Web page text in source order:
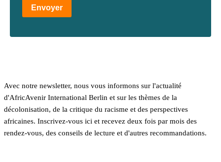
Envoyer
Avec notre newsletter, nous vous informons sur l'actualité
d'AfricAvenir International Berlin et sur les thèmes de la
décolonisation, de la critique du racisme et des perspectives
africaines. Inscrivez-vous ici et recevez deux fois par mois des
rendez-vous, des conseils de lecture et d'autres recommandations.